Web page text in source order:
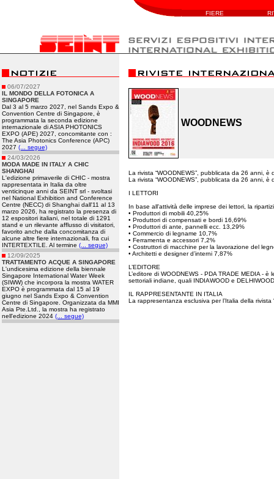
FIERE
06/07/2027
IL MONDO DELLA FOTONICA A
SINGAPORE
Dal 3 al 5 marzo 2027, nel Sands Expo &
Convention Centre di Singapore, è
programmata la seconda edizione
internazionale di ASIA PHOTONICS
EXPO (APE) 2027, concomitante con :
The Asia Photonics Conference (APC)
2027 (... segue)
24/03/2026
MODA MADE IN ITALY A CHIC
SHANGHAI
L'edizione primaverile di CHIC - mostra
rappresentata in Italia da oltre
venticinque anni da SEINT srl - svoltasi
nel National Exhibition and Conference
Centre (NECC) di Shanghai dall'11 al 13
marzo 2026, ha registrato la presenza di
12 espositori italiani, nel totale di 1291
stand e un rilevante afflusso di visitatori,
favorito anche dalla concomitanza di
alcune altre fiere internazionali, fra cui
INTERTEXTILE. Al termine (... segue)
12/09/2025
TRATTAMENTO ACQUE A SINGAPORE
L'undicesima edizione della biennale
Singapore International Water Week
(SIWW) che incorpora la mostra WATER
EXPO è programmata dal 15 al 19
giugno nel Sands Expo & Convention
Centre di Singapore. Organizzata da MMI
Asia Pte.Ltd., la mostra ha registrato
nell'edizione 2024 (... segue)
WOODNEWS
La rivista “WOODNEWS”, pubblicata da 26 anni,
La rivista “WOODNEWS”, pubblicata da 26 anni,
I LETTORI
In base all'attività delle imprese dei lettori, la
• Produttori di mobili 40,25%
• Produttori di compensati e bordi 16,69%
• Produttori di ante, pannelli ecc. 13,29%
• Commercio di legname 10,7%
• Ferramenta e accessori 7,2%
• Costruttori di macchine per la lavorazione del
• Architetti e designer d’interni 7,87%
L’EDITORE
L’editore di WOODNEWS - PDA TRADE MEDIA -
settoriali indiane, quali INDIAWOOD e
IL RAPPRESENTANTE IN ITALIA
La rappresentanza esclusiva per l’Italia della